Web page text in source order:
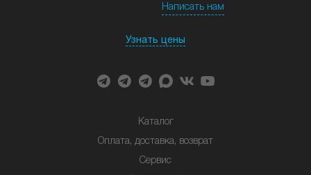
Написать нам
Узнать цены
Каталог
Оплата, доставка, возврат
Сервис